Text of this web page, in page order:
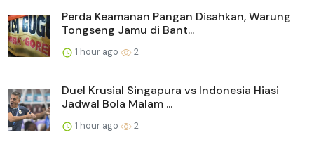
Perda Keamanan Pangan Disahkan, Warung
Tongseng Jamu di Bant...
1 hour ago 2
Duel Krusial Singapura vs Indonesia Hiasi
Jadwal Bola Malam ...
1 hour ago 2